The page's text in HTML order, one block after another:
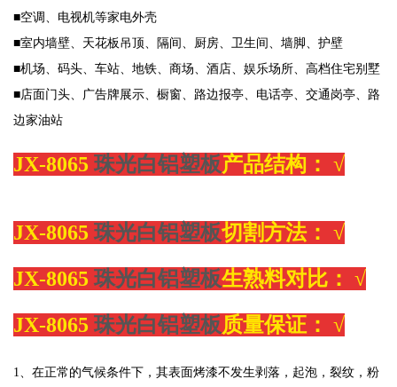
■空调、电视机等家电外壳
■室内墙壁、天花板吊顶、隔间、厨房、卫生间、墙脚、护壁
■机场、码头、车站、地铁、商场、酒店、娱乐场所、高档住宅别墅
■店面门头、广告牌展示、橱窗、路边报亭、电话亭、交通岗亭、路
边家油站
JX-8065 珠光白铝塑板产品结构： √
JX-8065 珠光白铝塑板切割方法： √
JX-8065 珠光白铝塑板生熟料对比： √
JX-8065 珠光白铝塑板质量保证： √
1、在正常的气候条件下，其表面烤漆不发生剥落，起泡，裂纹，粉